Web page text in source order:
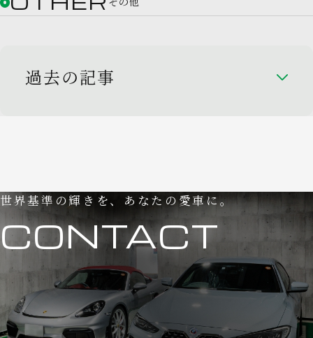
過去の記事
世界基準の輝きを、あなたの愛車に。
CONTACT